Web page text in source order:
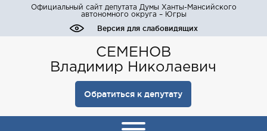
Официальный сайт депутата Думы Ханты-Мансийского
автономного округа – Югры
Версия для слабовидящих
СЕМЕНОВ
Владимир Николаевич
Обратиться к депутату